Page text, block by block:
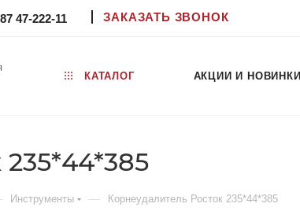
47-222-11 ЗАКАЗАТЬ ЗВОНОК
КАТАЛОГ АКЦИИ И НОВИНКИ
Инструменты — Корнеудалитель Росток 235*44*385